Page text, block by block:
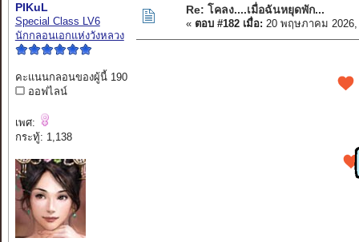
PIKuL
Special Class LV6
นักกลอนเอกแห่งวังหลวง
คะแนนกลอนของผู้นี้ 190
ออฟไลน์
เพศ:
กระทู้: 1,138
Re: โคลง....เมื่อฉันหยุดพัก...
« ตอบ #182 เมื่อ: 20 พฤษภาคม 2026,